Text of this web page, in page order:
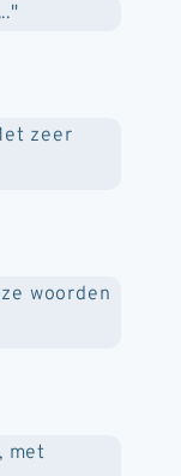
zeer
woorden
met